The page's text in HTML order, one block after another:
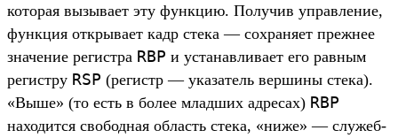
которая вызыва­ет эту фун­кцию. Получив управле­ние,
фун­кция откры­вает кадр сте­ка — сох­раня­ет преж­нее
зна­чение регис­тра RBP и уста­нав­лива­ет его рав­ным
регис­тру RSP (регистр — ука­затель вер­шины сте­ка).
«Выше» (то есть в более млад­ших адре­сах) RBP
находит­ся сво­бод­ная область сте­ка, «ниже» — слу­жеб­